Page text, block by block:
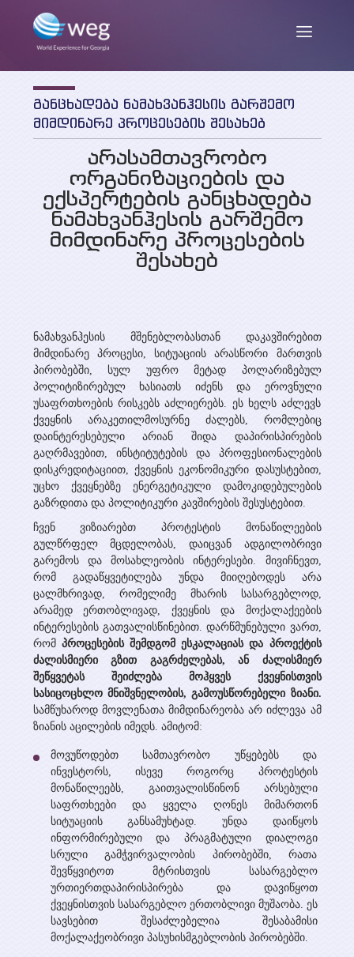
ENG / GEO
ჩვენ შესახებ
მისია და მიზნები
სიახლეები
კვლევის ანგარიშები
სხვადასხვა პუბლიკაცია
პრეზენტაციები
პროექტები
მიმდინარე
დასრულებული
მედია
ვიდეო გალერეა
WEG მედიაში
ღონისძიებები
კონტაქტი
განცხადება ნამახვანჰესის გარშემო
მიმდინარე პროცესების შესახებ
არასამთავრობო
ორგანიზაციების და
ექსპერტების განცხადება
ნამახვანჰესის გარშემო
მიმდინარე პროცესების
შესახებ
ნამახვანჰესის მშენებლობასთან დაკავშირებით
მიმდინარე პროცესი, სიტუაციის არასწორი მართვის
პირობებში, სულ უფრო მეტად პოლარიზებულ
პოლიტიზირებულ ხასიათს იძენს და ეროვნული
უსაფრთხოების რისკებს აძლიერებს. ეს ხელს აძლევს
ქვეყნის არაკეთილმოსურნე ძალებს, რომლებიც
დაინტერესებული არიან შიდა დაპირისპირების
გაღრმავებით, ინსტიტუტების და პროფესიონალების
დისკრედიტაციით, ქვეყნის ეკონომიკური დასუსტებით,
უცხო ქვეყნებზე ენერგეტიკული დამოკიდებულების
გაზრდითა და პოლიტიკური კავშირების შესუსტებით.
ჩვენ ვიზიარებთ პროტესტის მონაწილეების
გულწრფელ მცდელობას, დაიცვან ადგილობრივი
გარემოს და მოსახლეობის ინტერესები. მივიჩნევთ,
რომ გადაწყვეტილება უნდა მიიღებოდეს არა
ცალმხრივად, რომელიმე მხარის სასარგებლოდ,
არამედ ერთობლივად, ქვეყნის და მოქალაქეების
ინტერესების გათვალისწინებით. დარწმუნებული ვართ,
რომ პროცესების შემდგომ ესკალაციას და პროექტის
ძალისმიერი გზით გაგრძელებას, ან ძალისმიერ
შეწყვეტას
შეიძლება მოჰყვეს ქვეყნისთვის
სასიცოცხლო მნიშვნელობის, გამოუსწორებელი ზიანი.
სამწუხაროდ მოვლენათა მიმდინარეობა არ იძლევა ამ
ზიანის აცილების იმედს. ამიტომ:
მოვუწოდებთ სამთავრობო უწყებებს და
ინვესტორს, ისევე როგორც პროტესტის
მონაწილეებს, გაითვალისწინონ არსებული
საფრთხეები და ყველა ღონეს მიმართონ
სიტუაციის განსამუხტად. უნდა დაიწყოს
ინფორმირებული და პრაგმატული დიალოგი
სრული გამჭვირვალობის პირობებში, რათა
შევწყვიტოთ მტრისთვის სასარგებლო
ურთიერთდაპირისპირება და დავიწყოთ
ქვეყნისთვის სასარგებლო ერთობლივი მუშაობა. ეს
სავსებით შესაძლებელია შესაბამისი
მოქალაქეობრივი პასუხისმგებლობის პირობებში.